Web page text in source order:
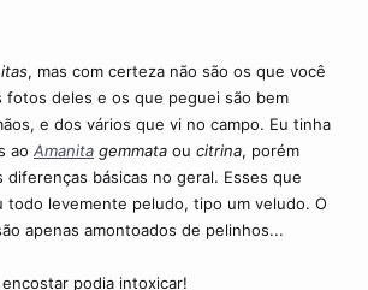
, mas com certeza não são os que você
fotos deles e os que peguei são bem
e dos vários que vi no campo. Eu tinha
ao Amanita gemmata ou citrina, porém
diferenças básicas no geral. Esses que
todo levemente peludo, tipo um veludo. O
apenas amontoados de pelinhos...
podia intoxicar!